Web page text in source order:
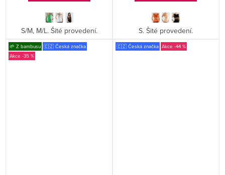
S/M, M/L. Šité provedení. S. Šité provedení.
🌱 Z bambusu 🇨🇿 Česká značka
-35 %
🇨🇿 Česká značka -44 %